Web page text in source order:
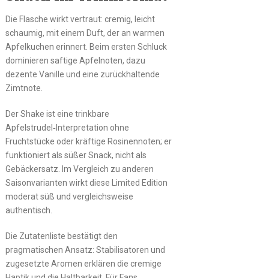
Die Flasche wirkt vertraut: cremig, leicht
schaumig, mit einem Duft, der an warmen
Apfelkuchen erinnert. Beim ersten Schluck
dominieren saftige Apfelnoten, dazu
dezente Vanille und eine zurückhaltende
Zimtnote.
Der Shake ist eine trinkbare
Apfelstrudel‑Interpretation ohne
Fruchtstücke oder kräftige Rosinennoten; er
funktioniert als süßer Snack, nicht als
Gebäckersatz. Im Vergleich zu anderen
Saisonvarianten wirkt diese Limited Edition
moderat süß und vergleichsweise
authentisch.
Die Zutatenliste bestätigt den
pragmatischen Ansatz: Stabilisatoren und
zugesetzte Aromen erklären die cremige